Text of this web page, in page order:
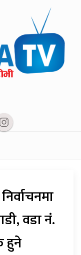
वडा नं.
हुने